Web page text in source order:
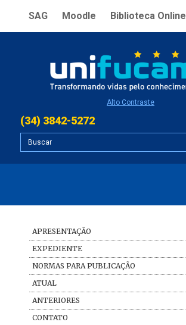
SAG Moodle Biblioteca Online
Alto Contraste
(34) 3842-5272
APRESENTAÇÃO
EXPEDIENTE
NORMAS PARA PUBLICAÇÃO
ATUAL
ANTERIORES
CONTATO